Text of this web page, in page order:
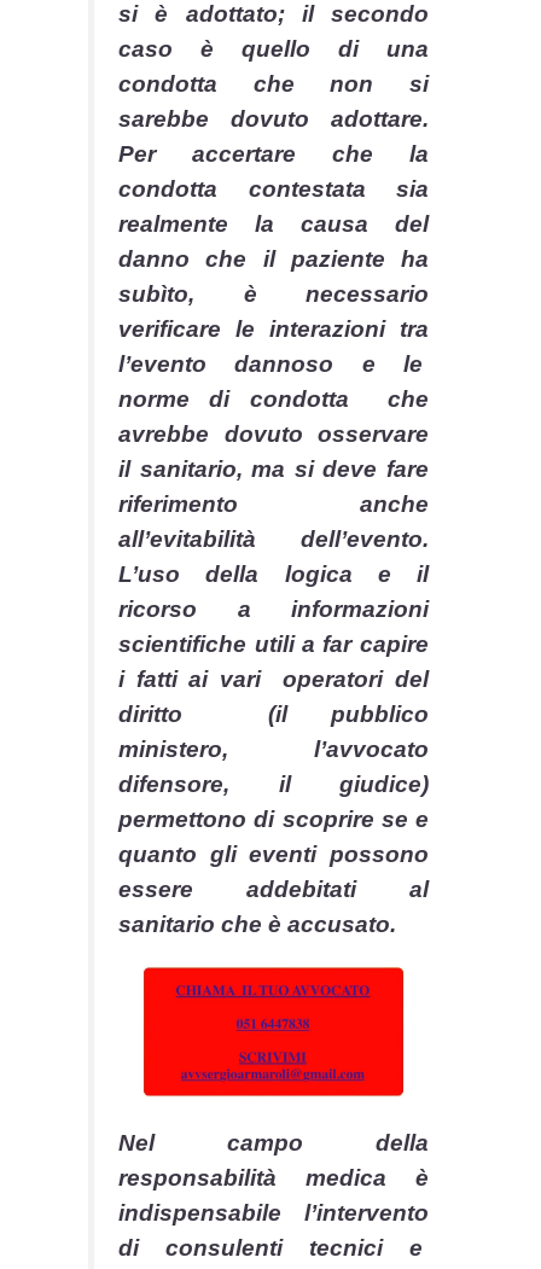
si è adottato; il secondo
caso è quello di una
condotta che non si
sarebbe dovuto adottare.
Per accertare che la
condotta contestata sia
realmente la causa del
danno che il paziente ha
subìto, è necessario
verificare le interazioni tra
l’evento dannoso e le
norme di condotta che
avrebbe dovuto osservare
il sanitario, ma si deve fare
riferimento anche
all’evitabilità dell’evento.
L’uso della logica e il
ricorso a informazioni
scientifiche utili a far capire
i fatti ai vari operatori del
diritto (il pubblico
ministero, l’avvocato
difensore, il giudice)
permettono di scoprire se e
quanto gli eventi possono
essere addebitati al
sanitario che è accusato.
Nel campo della
responsabilità medica è
indispensabile l’intervento
di consulenti tecnici e